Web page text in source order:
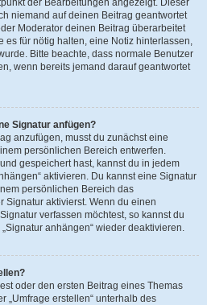
der Bearbeitungen angezeigt. Dieser
niemand auf deinen Beitrag geantwortet
Moderator deinen Beitrag überarbeitet
es für nötig halten, eine Notiz hinterlassen,
Bitte beachte, dass normale Benutzer
wenn bereits jemand darauf geantwortet
Signatur anfügen?
anzufügen, musst du zunächst eine
persönlichen Bereich entwerfen.
gespeichert hast, kannst du in jedem
aktivieren. Du kannst eine Signatur
persönlichen Bereich das
Signatur aktivierst. Wenn du einen
verfassen möchtest, so kannst du
anhängen“ wieder deaktivieren.
oder den ersten Beitrag eines Themas
„Umfrage erstellen“ unterhalb des